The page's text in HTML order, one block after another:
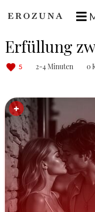
Erfüllung
5 2-4 Minuten 0